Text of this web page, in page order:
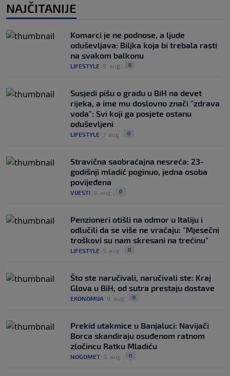
NAJČITANIJE
Komarci je ne podnose, a ljude
oduševljava: Biljka koja bi trebala rasti
na svakom balkonu
LIFESTYLE 9. aug. 0
Susjedi pišu o gradu u BiH na devet
rijeka, a ime mu doslovno znači "zdrava
voda": Svi koji ga posjete ostanu
oduševljeni
LIFESTYLE 7. aug. 0
Stravična saobraćajna nesreća: 23-
godišnji mladić poginuo, jedna osoba
povijeđena
VIJESTI 9. aug. 0
Penzioneri otišli na odmor u Italiju i
odlučili da se više ne vraćaju: "Mjesečni
troškovi su nam skresani na trećinu"
LIFESTYLE 5. aug. 0
Što ste naručivali, naručivali ste: Kraj
Glova u BiH, od sutra prestaju dostave
EKONOMIJA 9. aug. 0
Prekid utakmice u Banjaluci: Navijači
Borca skandiraju osuđenom ratnom
zločincu Ratku Mladiću
NOGOMET 9. aug. 0